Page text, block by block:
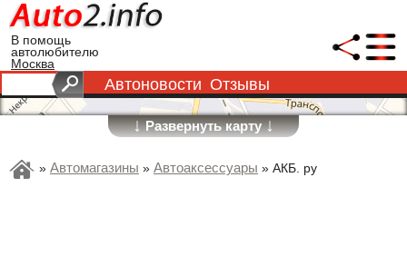
В помощь
автолюбителю
Москва
Автоновости Отзывы
↓Развернуть карту↓
» Автомагазины » Автоаксессуары » АКБ. ру